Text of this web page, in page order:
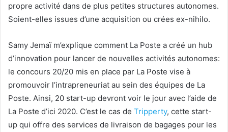
propre activité dans de plus petites structures autonomes.
Soient-elles issues d’une acquisition ou crées ex-nihilo.
Samy Jemaï m’explique comment La Poste a créé un hub
d’innovation pour lancer de nouvelles activités autonomes:
le concours 20/20 mis en place par La Poste vise à
promouvoir l’intrapreneuriat au sein des équipes de La
Poste. Ainsi, 20 start-up devront voir le jour avec l’aide de
La Poste d’ici 2020. C’est le cas de Tripperty, cette start-
up qui offre des services de livraison de bagages pour les